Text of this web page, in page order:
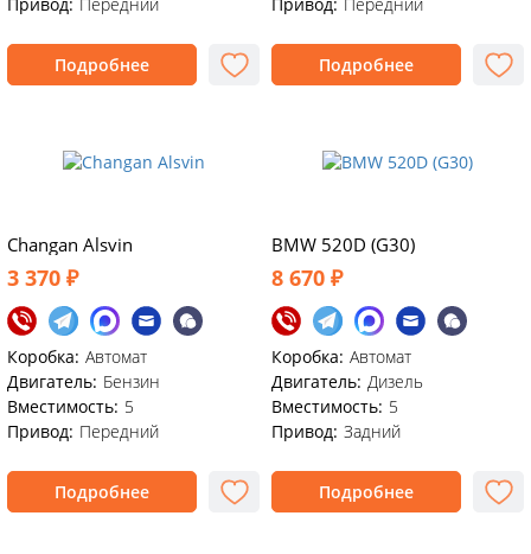
Подробнее Подробнее
Changan Alsvin
3 370 ₽
Коробка: Автомат
Двигатель: Бензин
Вместимость: 5
Привод: Передний
Подробнее
BMW 520D (G30)
8 670 ₽
Коробка: Автомат
Двигатель: Дизель
Вместимость: 5
Привод: Задний
Подробнее